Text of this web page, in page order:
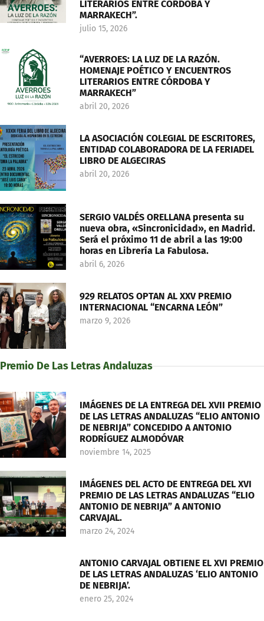
LITERARIOS ENTRE CÓRDOBA Y
MARRAKECH”.
julio 15, 2026
“AVERROES: LA LUZ DE LA RAZÓN.
HOMENAJE POÉTICO Y ENCUENTROS
LITERARIOS ENTRE CÓRDOBA Y
MARRAKECH”
abril 20, 2026
LA ASOCIACIÓN COLEGIAL DE ESCRITORES,
ENTIDAD COLABORADORA DE LA FERIADEL
LIBRO DE ALGECIRAS
abril 20, 2026
SERGIO VALDÉS ORELLANA presenta su
nueva obra, «Sincronicidad», en Madrid.
Será el próximo 11 de abril a las 19:00
horas en Librería La Fabulosa.
abril 6, 2026
929 RELATOS OPTAN AL XXV PREMIO
INTERNACIONAL “ENCARNA LEÓN”
marzo 9, 2026
Premio De Las Letras Andaluzas
IMÁGENES DE LA ENTREGA DEL XVII PREMIO
DE LAS LETRAS ANDALUZAS “ELIO ANTONIO
DE NEBRIJA” CONCEDIDO A ANTONIO
RODRÍGUEZ ALMODÓVAR
noviembre 14, 2025
IMÁGENES DEL ACTO DE ENTREGA DEL XVI
PREMIO DE LAS LETRAS ANDALUZAS “ELIO
ANTONIO DE NEBRIJA” A ANTONIO
CARVAJAL.
marzo 24, 2024
ANTONIO CARVAJAL OBTIENE EL XVI PREMIO
DE LAS LETRAS ANDALUZAS ‘ELIO ANTONIO
DE NEBRIJA’.
enero 25, 2024